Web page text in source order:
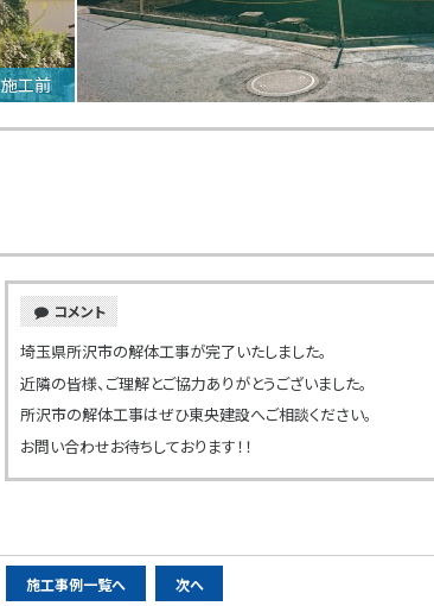
施工前
コメント
埼玉県所沢市の解体工事が完了いたしました。
近隣の皆様、ご理解とご協力ありがとうございました。
所沢市の解体工事はぜひ東央建設へご相談ください。
お問い合わせお待ちしております！！
施工事例一覧へ 次へ